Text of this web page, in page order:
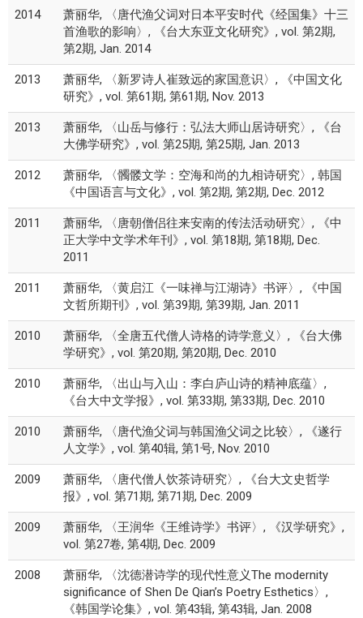
2014
萧丽华, 〈唐代渔父词对日本平安时代《经国集》十三
首渔歌的影响〉, 《台大东亚文化研究》, vol. 第2期,
第2期, Jan. 2014
2013
萧丽华, 〈新罗诗人崔致远的家国意识〉, 《中国文化
研究》, vol. 第61期, 第61期, Nov. 2013
2013
萧丽华, 〈山岳与修行：弘法大师山居诗研究〉, 《台
大佛学研究》, vol. 第25期, 第25期, Jan. 2013
2012
萧丽华, 〈髑髅文学：空海和尚的九相诗研究〉, 韩国
《中国语言与文化》, vol. 第2期, 第2期, Dec. 2012
2011
萧丽华, 〈唐朝僧侣往来安南的传法活动研究〉, 《中
正大学中文学术年刊》, vol. 第18期, 第18期, Dec.
2011
2011
萧丽华, 〈黄启江《一味禅与江湖诗》书评〉, 《中国
文哲所期刊》, vol. 第39期, 第39期, Jan. 2011
2010
萧丽华, 〈全唐五代僧人诗格的诗学意义〉, 《台大佛
学研究》, vol. 第20期, 第20期, Dec. 2010
2010
萧丽华, 〈出山与入山：李白庐山诗的精神底蕴〉,
《台大中文学报》, vol. 第33期, 第33期, Dec. 2010
2010
萧丽华, 〈唐代渔父词与韩国渔父词之比较〉, 《遂行
人文学》, vol. 第40辑, 第1号, Nov. 2010
2009
萧丽华, 〈唐代僧人饮茶诗研究〉, 《台大文史哲学
报》, vol. 第71期, 第71期, Dec. 2009
2009
萧丽华, 〈王润华《王维诗学》书评〉, 《汉学研究》,
vol. 第27卷, 第4期, Dec. 2009
2008
萧丽华, 〈沈德潜诗学的现代性意义The modernity
significance of Shen De Qian’s Poetry Esthetics〉,
《韩国学论集》, vol. 第43辑, 第43辑, Jan. 2008